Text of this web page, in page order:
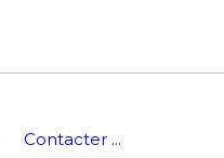
Contacter ...